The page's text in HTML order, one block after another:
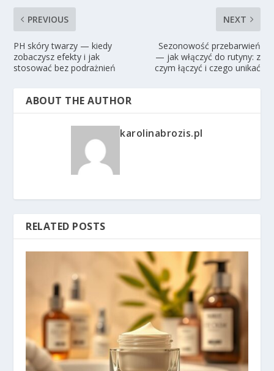
PREVIOUS
PH skóry twarzy — kiedy
zobaczysz efekty i jak
stosować bez podrażnień
NEXT
Sezonowość przebarwień
— jak włączyć do rutyny: z
czym łączyć i czego unikać
ABOUT THE AUTHOR
karolinabrozis.pl
RELATED POSTS